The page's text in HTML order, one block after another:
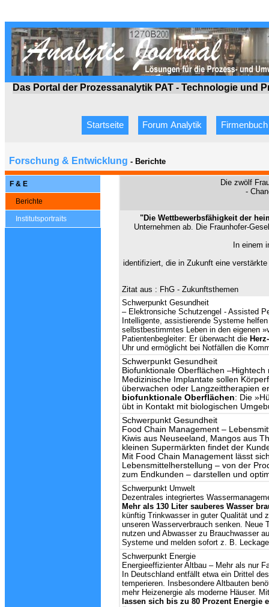
Das Portal der Prozessanalytik PAT - Technologie und
Startseite Forum Analytik Firmenbuch
Forschung & Entwicklung - Berichte
F & E
Berichte
Institutsportraits
Die zwölf
-
"Die Wettbewerbsfähigkeit der
Unternehmen ab. Die Fraunhofer-
In einem
identifiziert, die in Zukunft eine
Zitat aus : FhG - Zukunftsthemen
Schwerpunkt Gesundheit
– Elektronsiche Schutzengel - Assisted
Intelligente, assistierende Systeme
selbstbestimmtes Leben in den eigenen
Patientenbegleiter: Er überwacht die
Uhr und ermöglicht bei Notfällen die
Schwerpunkt Gesundheit
Biofunktionale Oberflächen –Hightech
Medizinische Implantate sollen
überwachen oder Langzeittherapien
biofunktionale Oberflächen: Die
übt in Kontakt mit biologischen
Schwerpunkt Gesundheit
Food Chain Management –
Kiwis aus Neuseeland, Mangos aus
kleinen Supermärkten findet der
Mit Food Chain Management lässt
Lebensmittelherstellung – von der
zum Endkunden – darstellen und
Schwerpunkt Umwelt
Dezentrales integriertes
Mehr als 130 Liter sauberes Wasser
künftig Trinkwasser in guter Qualität und
unseren Wasserverbrauch senken. Neue
nutzen und Abwasser zu Brauchwasser
Systeme und melden sofort z. B.
Schwerpunkt Energie
Energieeffizienter Altbau – Mehr als nur
In Deutschland entfällt etwa ein Drittel
temperieren. Insbesondere Altbauten
mehr Heizenergie als moderne Häuser.
lassen sich bis zu 80 Prozent Energie